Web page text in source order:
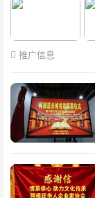
推广信息